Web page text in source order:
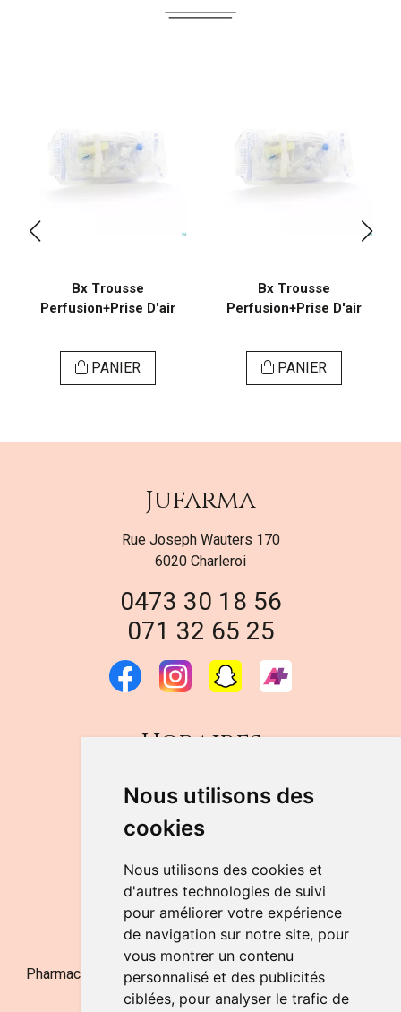
Nous utilisons des
cookies
Nous utilisons des cookies et
d'autres technologies de suivi
pour améliorer votre expérience
de navigation sur notre site, pour
vous montrer un contenu
personnalisé et des publicités
ciblées, pour analyser le trafic de
Bx Trousse
Perfusion+Prise D'air
PANIER
Bx Trousse
Perfusion+Prise D'air
PANIER
Jufarma
Rue Joseph Wauters 170
6020 Charleroi
0473 30 18 56
071 32 65 25
Horaires
DU LUNDI AU VENDREDI
de 9h à 12h30 et de 14h à 18h
LE SAMEDI
de 9h à 12h30
NOUS CONTACTER
Pharmacie Jufarma - Fatima Abachra - APB 521704 - N°
Entreprise BE0882-700-592